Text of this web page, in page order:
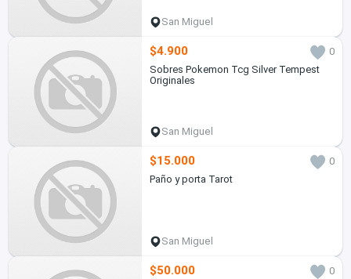
San Miguel
$4.900
0
Sobres Pokemon Tcg Silver Tempest
Originales
San Miguel
$15.000
0
Paño y porta Tarot
San Miguel
$50.000
0